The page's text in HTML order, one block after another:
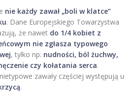
nie każdy zawał „boli w klatce”
. Dane Europejskiego Towarzystwa
że nawet do 1/4 kobiet z
nie zgłasza typowego
, tylko np. nudności, ból żuchwy,
czy kołatania serca.
zawały częściej występują u
.